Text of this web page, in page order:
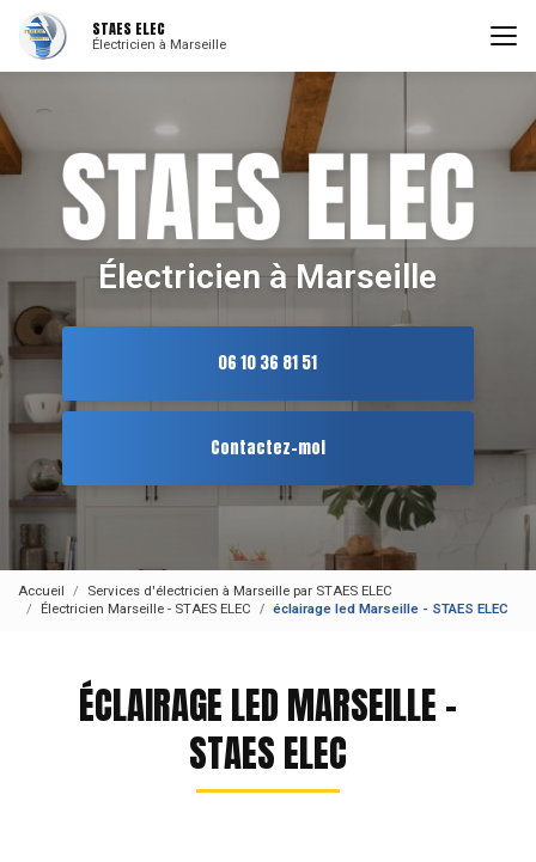
contenu
STAES ELEC
Électricien à Marseille
Électricien à Marseille
06 10 36 81 51
Contactez-moi
Accueil
Services d'électricien à Marseille par STAES ELEC
Électricien Marseille - STAES ELEC
éclairage led Marseille - STAES ELEC
ÉCLAIRAGE LED MARSEILLE -
STAES ELEC